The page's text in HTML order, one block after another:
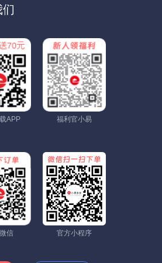
APP 福利官小易
信 官方小程序